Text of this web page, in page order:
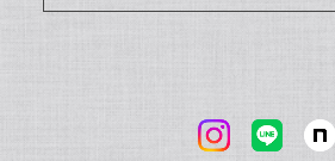
ラを使った世界のお菓子
しております。こちらもご